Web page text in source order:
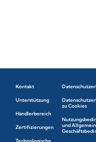
Kontakt
Unterstützung
Händlerbereich
Zertifizierungen
zu Cookies
und